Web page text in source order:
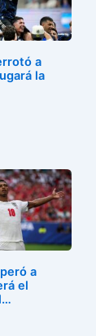
a
la
a
el